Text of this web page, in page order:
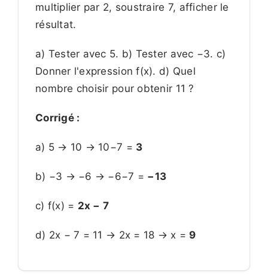
multiplier par 2, soustraire 7, afficher le
résultat.
a) Tester avec 5. b) Tester avec −3. c)
Donner l'expression f(x). d) Quel
nombre choisir pour obtenir 11 ?
Corrigé :
a) 5 → 10 → 10−7 = 3
b) −3 → −6 → −6−7 = −13
c) f(x) = 2x − 7
d) 2x − 7 = 11 → 2x = 18 → x = 9